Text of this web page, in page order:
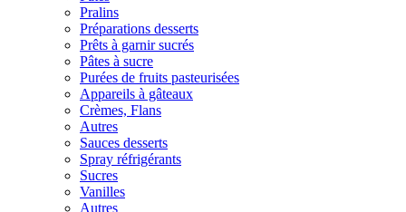
Pralins
Préparations desserts
Prêts à garnir sucrés
Pâtes à sucre
Purées de fruits pasteurisées
Appareils à gâteaux
Crèmes, Flans
Autres
Sauces desserts
Spray réfrigérants
Sucres
Vanilles
Autres